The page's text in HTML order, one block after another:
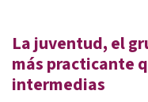
La juventud, el
más practicante
intermedias